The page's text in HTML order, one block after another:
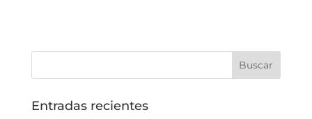
Entradas recientes